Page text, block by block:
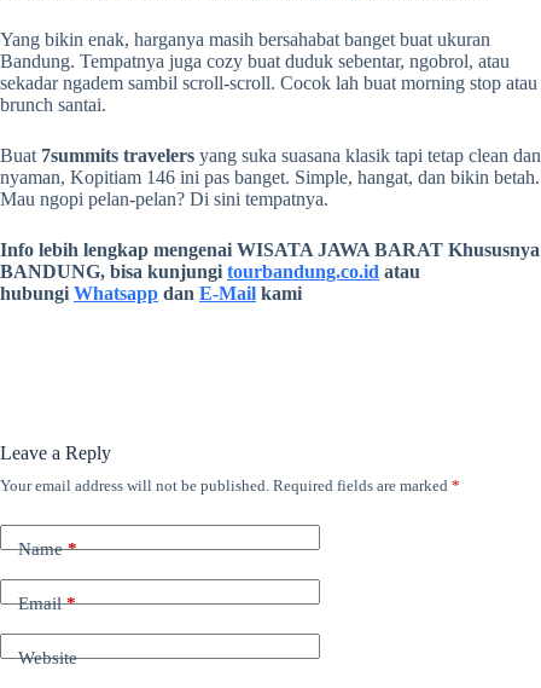
Yang bikin enak, harganya masih bersahabat banget buat ukuran
Bandung. Tempatnya juga cozy buat duduk sebentar, ngobrol, atau
sekadar ngadem sambil scroll-scroll. Cocok lah buat morning stop atau
brunch santai.
Buat 7summits travelers yang suka suasana klasik tapi tetap clean dan
nyaman, Kopitiam 146 ini pas banget. Simple, hangat, dan bikin betah.
Mau ngopi pelan-pelan? Di sini tempatnya.
Info lebih lengkap mengenai WISATA JAWA BARAT Khususnya
BANDUNG, bisa kunjungi tourbandung.co.id atau
hubungi Whatsapp dan E-Mail kami
Leave a Reply
Your email address will not be published. Required fields are marked *
Name*
Email*
Website